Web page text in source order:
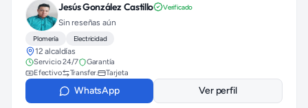
Jesús González Castillo Verificado
Sin reseñas aún
Plomería Electricidad
12 alcaldías
Servicio 24/7
Garantía
Efectivo
Transfer. Tarjeta
WhatsApp Ver perfil